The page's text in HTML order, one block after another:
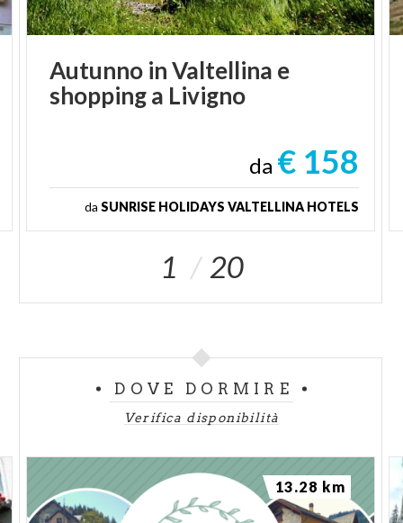
Autunno inValtellina e
shoppinga Livigno
da € 158
da SUNRISE HOLIDAYS VALTELLINA HOTELS
1 20
DOVE DORMIRE
Verifica disponibilità
13.28 km